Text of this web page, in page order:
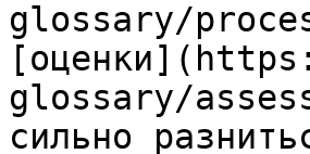
glossary/
glossary/
сильно